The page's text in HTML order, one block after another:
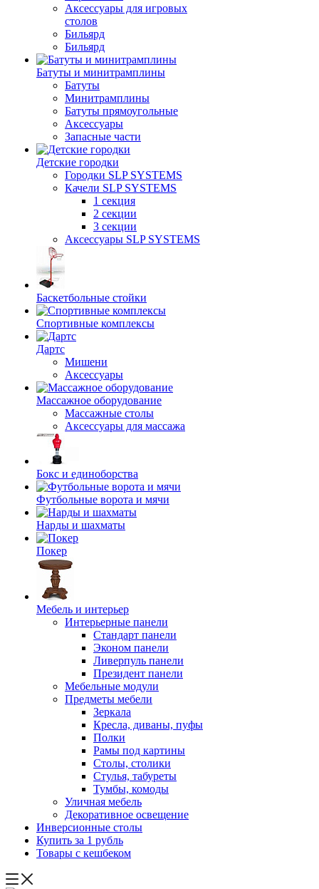
Аксессуары для игровых
столов
Бильяpд
Бильяpд
Батуты и минитрамплины
Батуты
Минитрамплины
Батуты прямоугольные
Аксессуары
Запасные части
Детские городки
Городки SLP SYSTEMS
Качели SLP SYSTEMS
1 секция
2 секции
3 секции
Аксессуары SLP SYSTEMS
Баскетбольные стойки
Спортивные комплексы
Дартс
Мишени
Аксессуары
Массажное оборудование
Массажные столы
Аксессуары для массажа
Бокс и единоборства
Футбольные ворота и мячи
Нарды и шахматы
Покер
Мебель и интерьер
Интерьерные панели
Стандарт панели
Эконом панели
Ливерпуль панели
Президент панели
Мебельные модули
Предметы мебели
Зеркала
Кресла, диваны, пуфы
Полки
Рамы под картины
Столы, столики
Стулья, табуреты
Тумбы, комоды
Уличная мебель
Декоративное освещение
Инверсионные столы
Купить за 1 рубль
Товары с кешбеком